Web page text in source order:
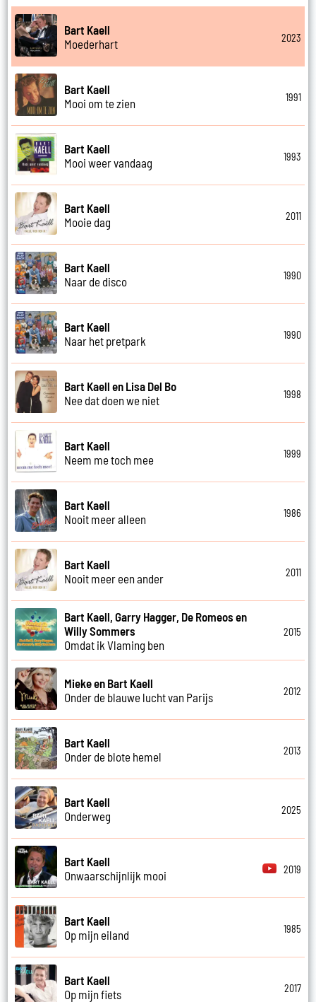
Bart Kaell
Moederhart
2023
Bart Kaell
Mooi om te zien
1991
Bart Kaell
Mooi weer vandaag
1993
Bart Kaell
Mooie dag
2011
Bart Kaell
Naar de disco
1990
Bart Kaell
Naar het pretpark
1990
Bart Kaell en Lisa Del Bo
Nee dat doen we niet
1998
Bart Kaell
Neem me toch mee
1999
Bart Kaell
Nooit meer alleen
1986
Bart Kaell
Nooit meer een ander
2011
Bart Kaell, Garry Hagger, De Romeos en
Willy Sommers
Omdat ik Vlaming ben
2015
Mieke en Bart Kaell
Onder de blauwe lucht van Parijs
2012
Bart Kaell
Onder de blote hemel
2013
Bart Kaell
Onderweg
2025
Bart Kaell
Onwaarschijnlijk mooi
2019
Bart Kaell
Op mijn eiland
1985
Bart Kaell
Op mijn fiets
2017